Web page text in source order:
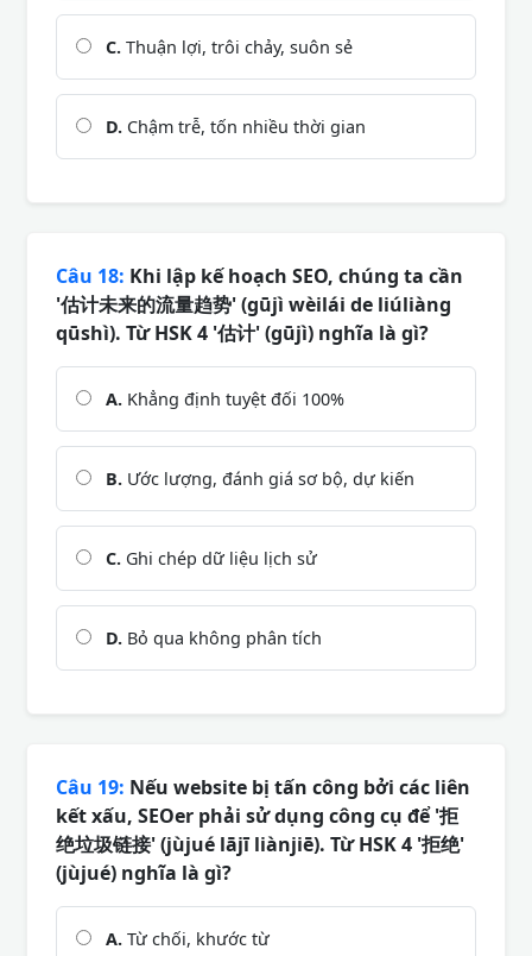
C. Thuận lợi, trôi chảy, suôn sẻ
D. Chậm trễ, tốn nhiều thời gian
Câu 18: Khi lập kế hoạch SEO, chúng ta cần
'估计未来的流量趋势' (gūjì wèilái de liúliàng
qūshì). Từ HSK 4 '估计' (gūjì) nghĩa là gì?
A. Khẳng định tuyệt đối 100%
B. Ước lượng, đánh giá sơ bộ, dự kiến
C. Ghi chép dữ liệu lịch sử
D. Bỏ qua không phân tích
Câu 19: Nếu website bị tấn công bởi các liên
kết xấu, SEOer phải sử dụng công cụ để '拒
绝垃圾链接' (jùjué lājī liànjiē). Từ HSK 4 '拒绝'
(jùjué) nghĩa là gì?
A. Từ chối, khước từ